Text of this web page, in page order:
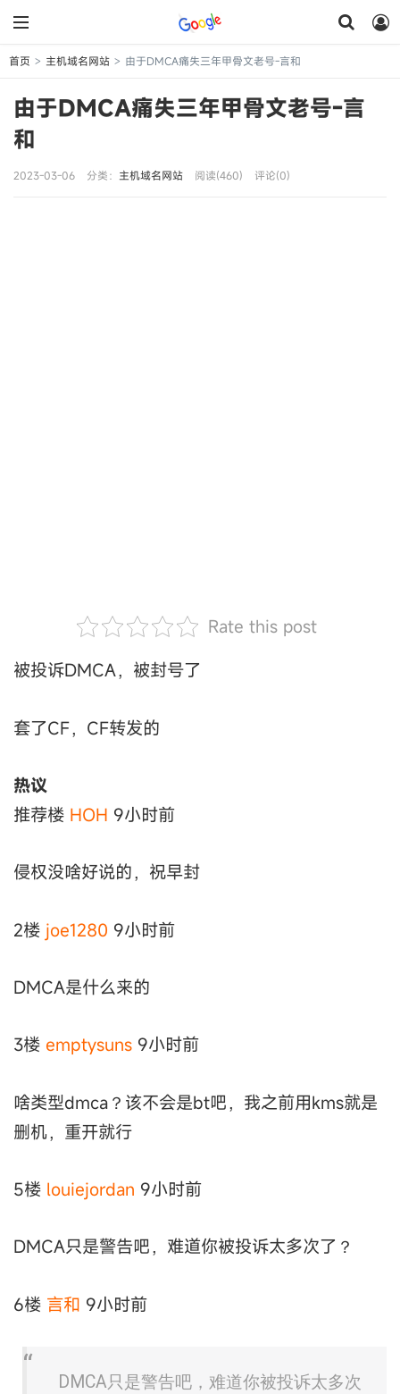
首页 > 主机域名网站 > 由于DMCA痛失三年甲骨文老号-言和
由于DMCA痛失三年甲骨文老号-言
和
2023-03-06 分类： 主机域名网站 阅读(460) 评论(0)
Rate this post
被投诉DMCA，被封号了
套了CF，CF转发的
热议
推荐楼 HOH 9小时前
侵权没啥好说的，祝早封
2楼 joe1280 9小时前
DMCA是什么来的
3楼 emptysuns 9小时前
啥类型dmca？该不会是bt吧，我之前用kms就是
删机，重开就行
5楼 louiejordan 9小时前
DMCA只是警告吧，难道你被投诉太多次了？
6楼 言和 9小时前
DMCA只是警告吧，难道你被投诉太多次